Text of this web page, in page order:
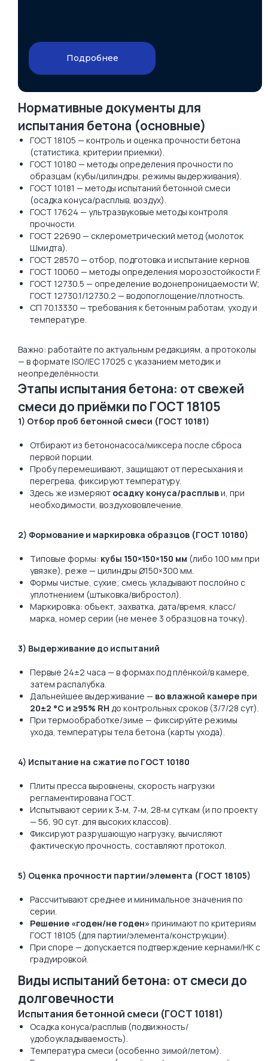
Подробнее
Нормативные документы для
испытания бетона (основные)
ГОСТ 18105 — контроль и оценка прочности бетона
(статистика, критерии приемки).
ГОСТ 10180 — методы определения прочности по
образцам (кубы/цилиндры, режимы выдерживания).
ГОСТ 10181 — методы испытаний бетонной смеси
(осадка конуса/расплыв, воздух).
ГОСТ 17624 — ультразвуковые методы контроля
прочности.
ГОСТ 22690 — склерометрический метод (молоток
Шмидта).
ГОСТ 28570 — отбор, подготовка и испытание кернов.
ГОСТ 10060 — методы определения морозостойкости F.
ГОСТ 12730.5 — определение водонепроницаемости W;
ГОСТ 12730.1/12730.2 — водопоглощение/плотность.
СП 70.13330 — требования к бетонным работам, уходу и
температуре.
Важно: работайте по актуальным редакциям, а протоколы
— в формате ISO/IEC 17025 с указанием методик и
неопределённости.
Этапы испытания бетона: от свежей
смеси до приёмки по ГОСТ 18105
1) Отбор проб бетонной смеси (ГОСТ 10181)
Отбирают из бетононасоса/миксера после сброса
первой порции.
Пробу перемешивают, защищают от пересыхания и
перегрева, фиксируют температуру.
Здесь же измеряют осадку конуса/расплыви, при
необходимости, воздухововлечение.
2) Формование и маркировка образцов (ГОСТ 10180)
Типовые формы: кубы 150×150×150 мм (либо 100 мм при
увязке), реже — цилиндры Ø150×300 мм.
Формы чистые, сухие; смесь укладывают послойно с
уплотнением (штыковка/вибростол).
Маркировка: объект, захватка, дата/время, класс/
марка, номер серии (не менее 3 образцов на точку).
3) Выдерживание до испытаний
Первые 24±2 часа — в формах под плёнкой/в камере,
затем распалубка.
Дальнейшее выдерживание — во влажной камере при
20±2 °C и ≥95% RH до контрольных сроков (3/7/28 сут).
При термообработке/зиме — фиксируйте режимы
ухода, температуры тела бетона (карты ухода).
4) Испытание на сжатие по ГОСТ 10180
Плиты пресса выровнены, скорость нагрузки
регламентирована ГОСТ.
Испытывают серии к 3‑м, 7‑м, 28‑м суткам (и по проекту
— 56, 90 сут. для высоких классов).
Фиксируют разрушающую нагрузку, вычисляют
фактическую прочность, составляют протокол.
5) Оценка прочности партии/элемента (ГОСТ 18105)
Рассчитывают среднее и минимальное значения по
серии.
Решение «годен/не годен» принимают по критериям
ГОСТ 18105 (для партии/элемента/конструкции).
При споре — допускается подтверждение кернами/НК с
градуировкой.
Виды испытаний бетона: от смеси до
долговечности
Испытания бетонной смеси (ГОСТ 10181)
Осадка конуса/расплыв (подвижность/
удобоукладываемость).
Температура смеси (особенно зимой/летом).